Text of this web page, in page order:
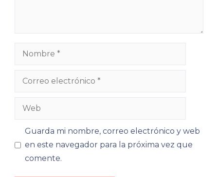
Nombre
Correo
Web
Guarda mi nombre, correo electrónico y web
en este navegador para la próxima vez que
comente.